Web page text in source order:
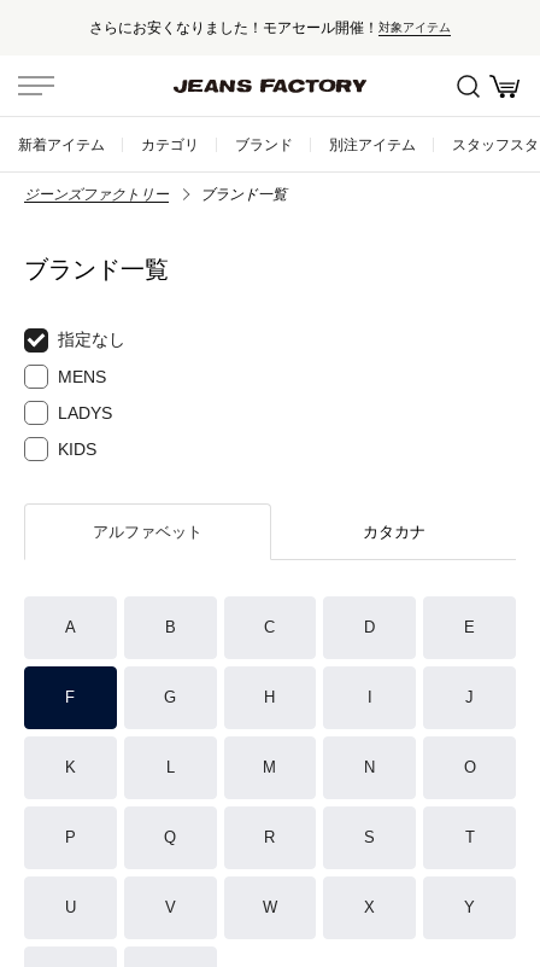
さらにお安くなりました！モアセール開催！ 対象アイテム
新着アイテム カテゴリ ブランド 別注アイテム スタッフス
ジーンズファクトリー ブランド一覧
ブランド一覧
指定なし
MENS
LADYS
KIDS
アルファベット カタカナ
A B C D E
F G H J
K L M N O
P Q R S T
U V W X Y